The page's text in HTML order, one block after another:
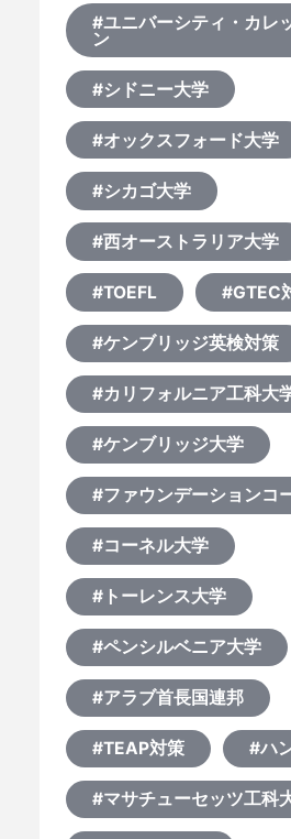
#ユニバーシティ・カレ
ン
#シドニー大学
#オックスフォード大学
#シカゴ大学
#西オーストラリア大学
#TOEFL #GTEC
#ケンブリッジ英検対策
#カリフォルニア工科大
#ケンブリッジ大学
#ファウンデーションコ
#コーネル大学
#トーレンス大学
#ペンシルベニア大学
#アラブ首長国連邦
#TEAP対策 #ハ
#マサチューセッツ工科